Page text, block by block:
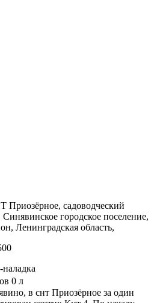
Приозёрное, садоводческий
городское поселение,
Ленинградская область,
0 л
в снт Приозёрное за один